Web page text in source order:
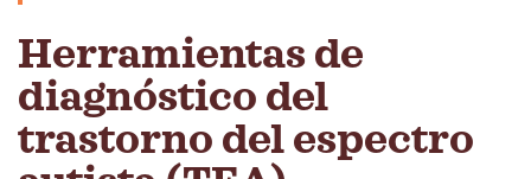
Herramientas de
diagnóstico del
trastorno del espectro